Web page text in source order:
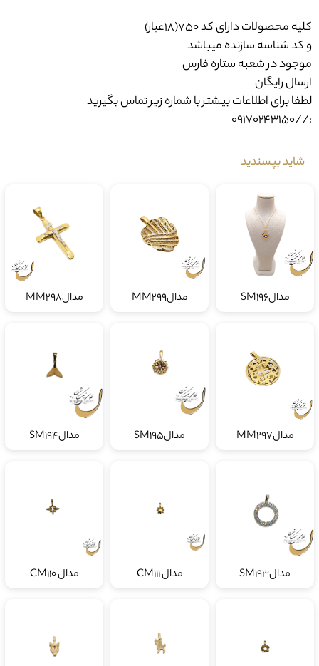
کلیه محصولات دارای کد 750(18عیار)
و کد شناسه سازنده میباشد
موجود در شعبه ستاره فارس
ارسال رایگان
لطفا برای اطلاعات بیشتر با شماره زیر تماس بگیرید
://09170243150
شاید بپسندید
مدالSM196 مدالMM299 مدالMM298
مدالMM297 مدالSM195 مدالSM194
مدالSM193 مدال CM111 مدال CM110